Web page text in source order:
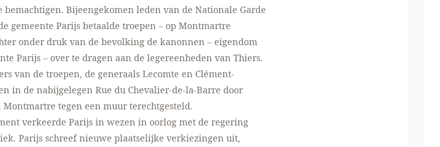
Bijeengekomen leden van de Nationale Garde
gemeente Parijs betaalde troepen – op Montmartre
onder druk van de bevolking de kanonnen – eigendom
Parijs – over te dragen aan de legereenheden van Thiers.
van de troepen, de generaals Lecomte en Clément-
in de nabijgelegen Rue du Chevalier-de-la-Barre door
Montmartre tegen een muur terechtgesteld.
verkeerde Parijs in wezen in oorlog met de regering
Parijs schreef nieuwe plaatselijke verkiezingen uit,